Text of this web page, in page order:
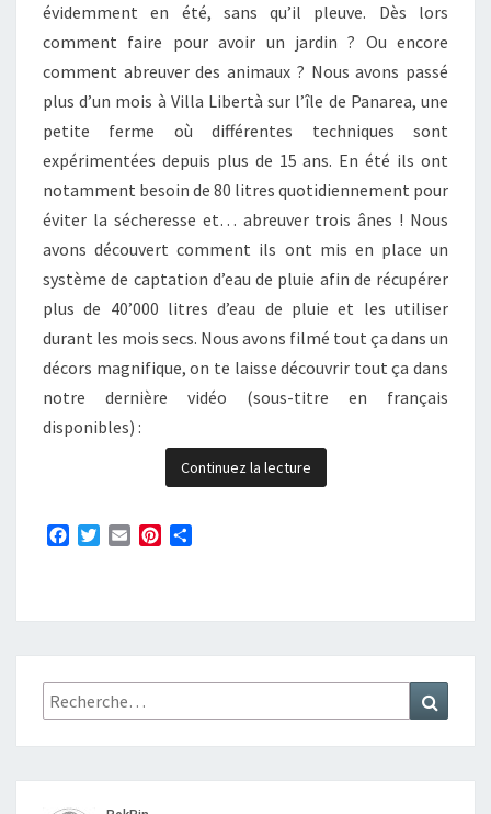
évidemment en été, sans qu’il pleuve. Dès lors
comment faire pour avoir un jardin ? Ou encore
comment abreuver des animaux ? Nous avons passé
plus d’un mois à Villa Libertà sur l’île de Panarea, une
petite ferme où différentes techniques sont
expérimentées depuis plus de 15 ans. En été ils ont
notamment besoin de 80 litres quotidiennement pour
éviter la sécheresse et… abreuver trois ânes ! Nous
avons découvert comment ils ont mis en place un
système de captation d’eau de pluie afin de récupérer
plus de 40’000 litres d’eau de pluie et les utiliser
durant les mois secs. Nous avons filmé tout ça dans un
décors magnifique, on te laisse découvrir tout ça dans
notre dernière vidéo (sous-titre en français
disponibles) :
Continuez la lecture
b
k
t
l
e
s
a
r
Rechercher :